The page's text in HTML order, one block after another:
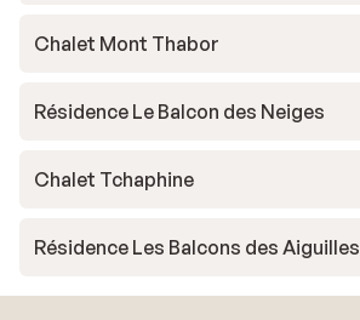
Chalet Mont Thabor
Résidence Le Balcon des Neiges
Chalet Tchaphine
Résidence Les Balcons des Aiguilles